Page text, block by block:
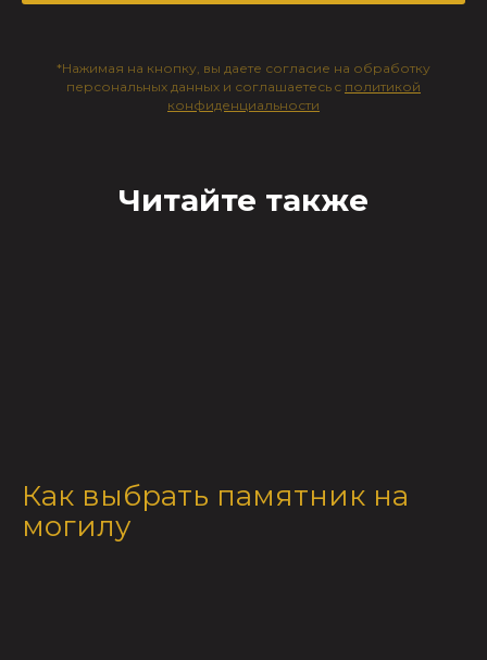
*Нажимая на кнопку, вы даете согласие на обработку
персональных данных и соглашаетесь c политикой
конфиденциальности
Читайте также
Как выбрать памятник на
могилу